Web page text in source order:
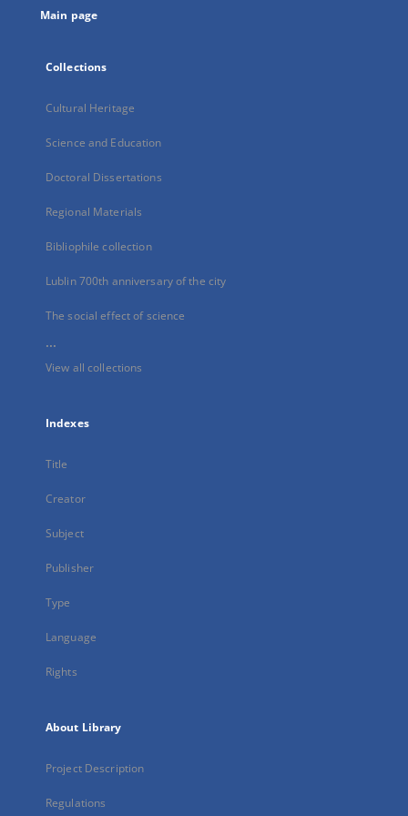
Main page
Collections
Cultural Heritage
Science and Education
Doctoral Dissertations
Regional Materials
Bibliophile collection
Lublin 700th anniversary of the city
The social effect of science
...
View all collections
Indexes
Title
Creator
Subject
Publisher
Type
Language
Rights
About Library
Project Description
Regulations